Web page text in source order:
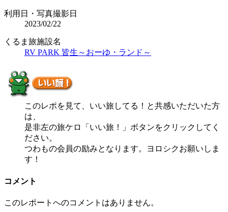
利用日・写真撮影日
2023/02/22
くるま旅施設名
RV PARK 皆生～おーゆ・ランド～
このレポを見て、いい旅してる！と共感いただいた方
は、
是非左の旅ケロ「いい旅！」ボタンをクリックしてく
ださい。
つわもの会員の励みとなります。ヨロシクお願いしま
す！
コメント
このレポートへのコメントはありません。